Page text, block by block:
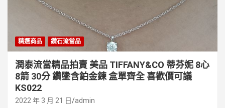
精選商品 鑽石流當品
潤泰流當精品拍賣 美品 TIFFANY&CO 蒂芬妮 8心
8箭 30分 鑽墬含鉑金鍊 盒單齊全 喜歡價可議
KS022
2022 年 3 月 21 日 admin